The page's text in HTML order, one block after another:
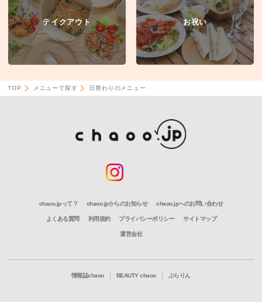
テイクアウト お祝い
TOP メニューで探す 日替わりのメニュー
chaoo.jpって？ chaoo.jpからのお知らせ chaoo.jpへのお問い合わせ
よくある質問 利用規約 プライバシーポリシー サイトマップ
運営会社
情報誌chaoo BEAUTY chaoo ぶらりん